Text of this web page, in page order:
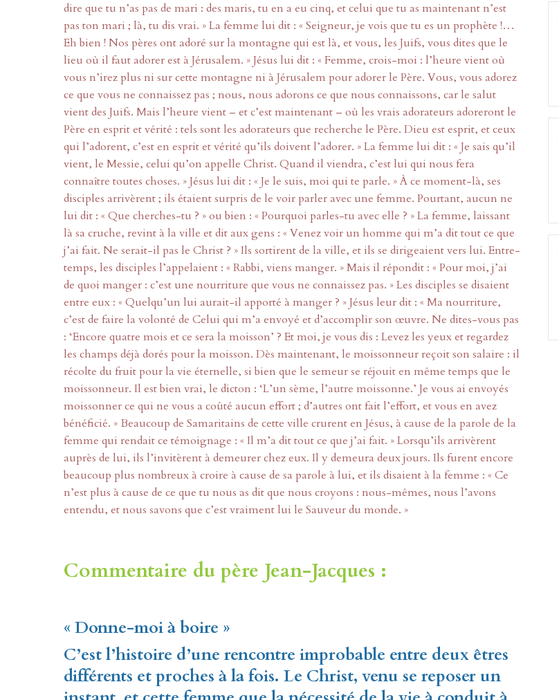
dire que tu n’as pas de mari : des maris, tu en a eu cinq, et celui que tu as maintenant n’est
pas ton mari ; là, tu dis vrai. » La femme lui dit : « Seigneur, je vois que tu es un prophète !…
Eh bien ! Nos pères ont adoré sur la montagne qui est là, et vous, les Juifs, vous dites que le
lieu où il faut adorer est à Jérusalem. » Jésus lui dit : « Femme, crois-moi : l’heure vient où
vous n’irez plus ni sur cette montagne ni à Jérusalem pour adorer le Père. Vous, vous adorez
ce que vous ne connaissez pas ; nous, nous adorons ce que nous connaissons, car le salut
vient des Juifs. Mais l’heure vient – et c’est maintenant – où les vrais adorateurs adoreront le
Père en esprit et vérité : tels sont les adorateurs que recherche le Père. Dieu est esprit, et ceux
qui l’adorent, c’est en esprit et vérité qu’ils doivent l’adorer. » La femme lui dit : « Je sais qu’il
vient, le Messie, celui qu’on appelle Christ. Quand il viendra, c’est lui qui nous fera
connaître toutes choses. » Jésus lui dit : « Je le suis, moi qui te parle. » À ce moment-là, ses
disciples arrivèrent ; ils étaient surpris de le voir parler avec une femme. Pourtant, aucun ne
lui dit : « Que cherches-tu ? » ou bien : « Pourquoi parles-tu avec elle ? » La femme, laissant
là sa cruche, revint à la ville et dit aux gens : « Venez voir un homme qui m’a dit tout ce que
j’ai fait. Ne serait-il pas le Christ ? » Ils sortirent de la ville, et ils se dirigeaient vers lui. Entre-
temps, les disciples l’appelaient : « Rabbi, viens manger. » Mais il répondit : « Pour moi, j’ai
de quoi manger : c’est une nourriture que vous ne connaissez pas. » Les disciples se disaient
entre eux : « Quelqu’un lui aurait-il apporté à manger ? » Jésus leur dit : « Ma nourriture,
c’est de faire la volonté de Celui qui m’a envoyé et d’accomplir son œuvre. Ne dites-vous pas
: ‘Encore quatre mois et ce sera la moisson’ ? Et moi, je vous dis : Levez les yeux et regardez
les champs déjà dorés pour la moisson. Dès maintenant, le moissonneur reçoit son salaire : il
récolte du fruit pour la vie éternelle, si bien que le semeur se réjouit en même temps que le
moissonneur. Il est bien vrai, le dicton : ‘L’un sème, l’autre moissonne.’ Je vous ai envoyés
moissonner ce qui ne vous a coûté aucun effort ; d’autres ont fait l’effort, et vous en avez
bénéficié. » Beaucoup de Samaritains de cette ville crurent en Jésus, à cause de la parole de la
femme qui rendait ce témoignage : « Il m’a dit tout ce que j’ai fait. » Lorsqu’ils arrivèrent
auprès de lui, ils l’invitèrent à demeurer chez eux. Il y demeura deux jours. Ils furent encore
beaucoup plus nombreux à croire à cause de sa parole à lui, et ils disaient à la femme : « Ce
n’est plus à cause de ce que tu nous as dit que nous croyons : nous-mêmes, nous l’avons
entendu, et nous savons que c’est vraiment lui le Sauveur du monde. »
Commentaire du père Jean-Jacques :
« Donne-moi à boire »
C’est l’histoire d’une rencontre improbable entre deux êtres
différents et proches à la fois. Le Christ, venu se reposer un